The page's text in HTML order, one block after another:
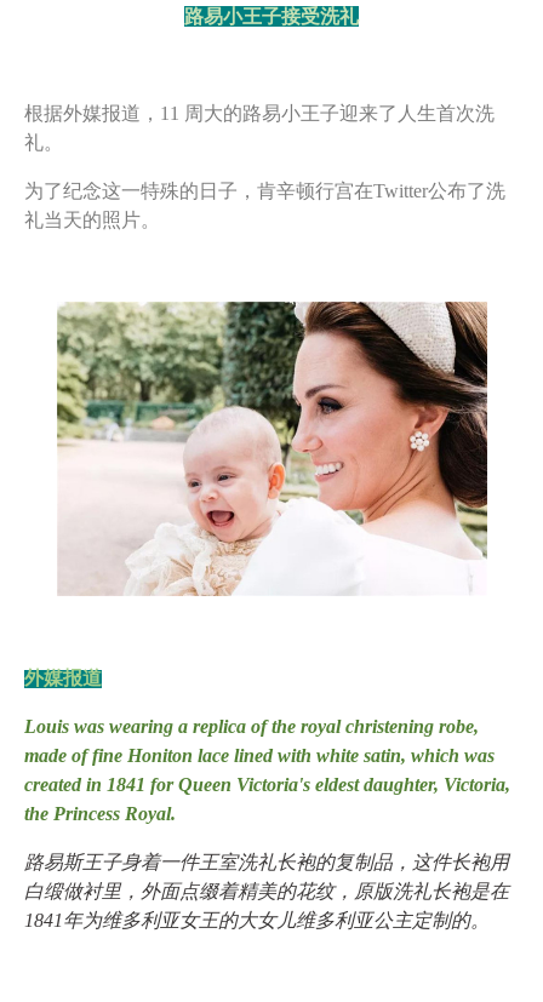
路易小王子接受洗礼
根据外媒报道，11 周大的路易小王子迎来了人生首次洗
礼。
为了纪念这一特殊的日子，肯辛顿行宫在Twitter公布了洗
礼当天的照片。
外媒报道
Louis was wearing a replica of the royal christening robe,
made of fine Honiton lace lined with white satin, which was
created in 1841 for Queen Victoria's eldest daughter, Victoria,
the Princess Royal.
路易斯王子身着一件王室洗礼长袍的复制品，这件长袍用
白缎做衬里，外面点缀着精美的花纹，原版洗礼长袍是在
1841年为维多利亚女王的大女儿维多利亚公主定制的。